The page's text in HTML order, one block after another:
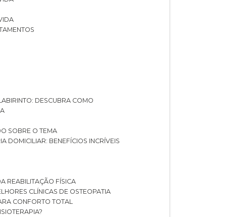
DESCUBRA COMO
SOBRE O TEMA
DOMICILIAR: BENEFÍCIOS INCRÍVEIS
REABILITAÇÃO FÍSICA
CLÍNICAS DE OSTEOPATIA
CONFORTO TOTAL